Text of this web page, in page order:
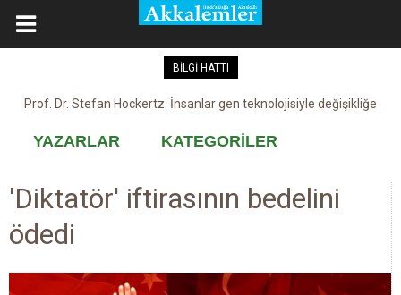
BİLGİ HATTI
Prof. Dr. Stefan Hockertz: İnsanlar gen teknolojisiyle değişikliğe
Kovid-19 aşısı, devşirme ve kobay!
YAZARLAR KATEGORİLER
'Diktatör' iftirasının bedelini
ödedi